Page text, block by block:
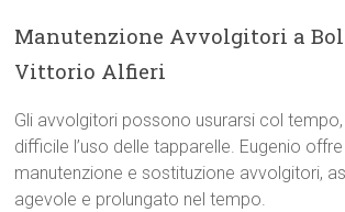
Manutenzione Avvolgitori a
Vittorio Alfieri
Gli avvolgitori possono usurarsi col
difficile l’uso delle tapparelle. Eugenio
manutenzione e sostituzione avvolgitori,
agevole e prolungato nel tempo.